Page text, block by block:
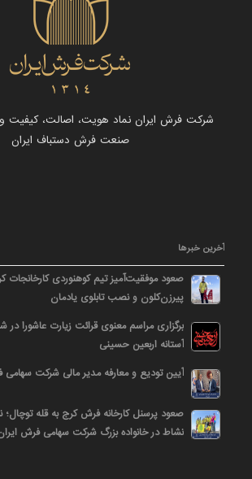
شرکت فرش ایران نماد هویت، اصالت، کیفیت
صنعت فرش دستباف ایران
آخرین خبرها
صعود موفقیت‌آمیز تیم کوهنوردی کارخانجات
پیرزن‌کلون و نصب تابلوی یادمان
برگزاری مراسم معنوی قرائت زیارت عاشورا
آستانه اربعین حسینی
آیین تودیع و معارفه مدیر مالی شرکت سهامی
صعود پرسنل کارخانه فرش کرج به قله توچال؛
نشاط در خانواده بزرگ شرکت سهامی فرش